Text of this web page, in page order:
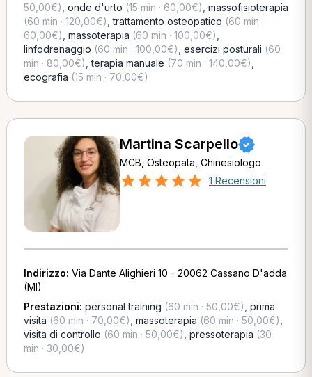
50,00€) onde d'urto (15 min · 60,00€) massofisioterapia
(60 min · 120,00€) ,trattamento osteopatico (60 min ·
60,00€) massoterapia (60 min · 100,00€)
linfodrenaggio (60 min · 100,00€) esercizi posturali (60
min · 80,00€) ,terapia manuale (70 min · 140,00€)
ecografia (15 min · 70,00€)
Martina Scarpello
MCB, Osteopata, Chinesiologo
1 Recensioni
Indirizzo: Via Dante Alighieri 10 - 20062 Cassano D'adda
(MI)
Prestazioni: personal training (60 min · 50,00€) prima
visita (60 min · 70,00€) massoterapia (60 min · 50,00€)
visita di controllo (60 min · 50,00€) pressoterapia (30
min · 30,00€)